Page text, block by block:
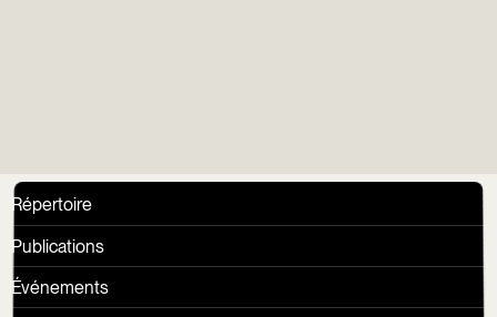
Répertoire
Publications
Événements